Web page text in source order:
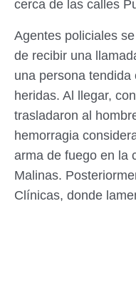
cerca de las calles
Agentes policiales
de recibir una
una persona
heridas. Al llegar,
trasladaron al
hemorragia
arma de fuego en la
Malinas.
Clínicas, donde